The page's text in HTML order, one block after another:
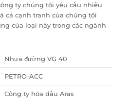
ty chúng tôi yêu cầu nhiều
cả cạnh tranh của chúng tôi
của loại này trong các ngành
Nhựa đường VG 40
PETRO-ACC
Công ty hóa dầu Aras